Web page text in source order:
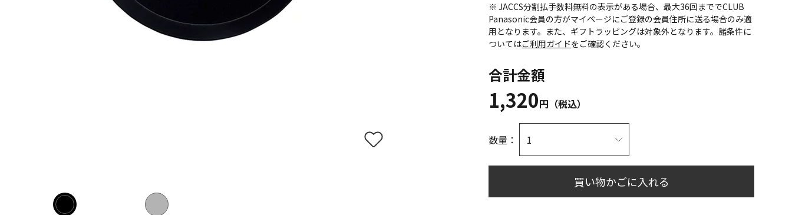
※ JACCS分割払手数料無料の表示がある場合、最大36回まででCLUB
Panasonic会員の方がマイページにご登録の会員住所に送る場合のみ適
用となります。また、ギフトラッピングは対象外となります。諸条件に
ついてはご利用ガイドをご確認ください。
合計金額
1,320円（税込）
数量：
買い物かごに入れる